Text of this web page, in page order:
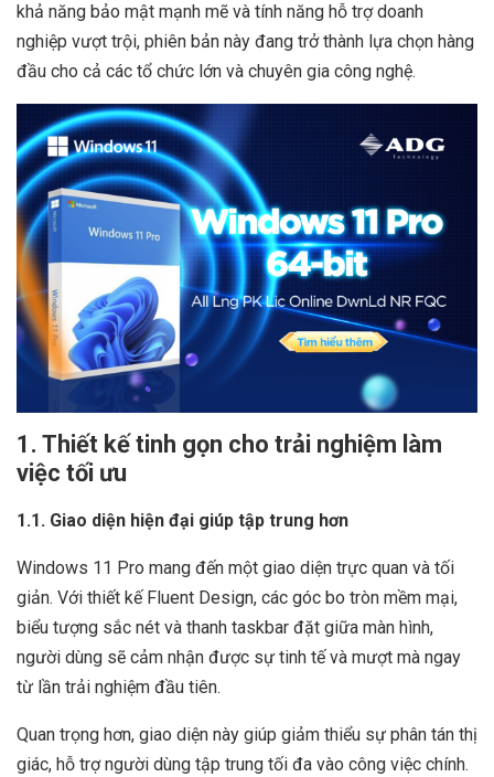
khả năng bảo mật mạnh mẽ và tính năng hỗ trợ doanh
nghiệp vượt trội, phiên bản này đang trở thành lựa chọn hàng
đầu cho cả các tổ chức lớn và chuyên gia công nghệ.
1. Thiết kế tinh gọn cho trải nghiệm làm
việc tối ưu
1.1. Giao diện hiện đại giúp tập trung hơn
Windows 11 Pro mang đến một giao diện trực quan và tối
giản. Với thiết kế Fluent Design, các góc bo tròn mềm mại,
biểu tượng sắc nét và thanh taskbar đặt giữa màn hình,
người dùng sẽ cảm nhận được sự tinh tế và mượt mà ngay
từ lần trải nghiệm đầu tiên.
Quan trọng hơn, giao diện này giúp giảm thiểu sự phân tán thị
giác, hỗ trợ người dùng tập trung tối đa vào công việc chính.